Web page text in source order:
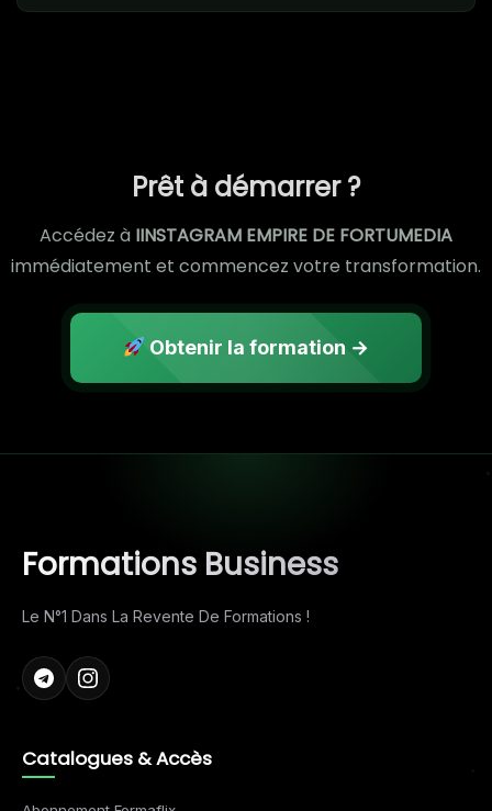
Prêt à démarrer ?
Accédez à IINSTAGRAM EMPIRE DE FORTUMEDIA
immédiatement et commencez votre transformation.
Obtenir la formation →
Formations Business
Le N°1 Dans La Revente De Formations !
Catalogues & Accès